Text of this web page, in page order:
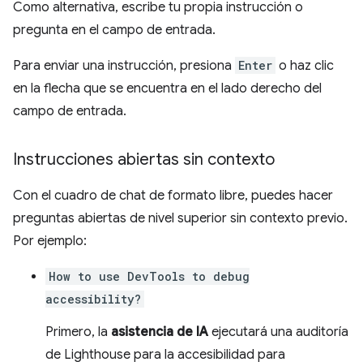
Como alternativa, escribe tu propia instrucción o
pregunta en el campo de entrada.
Para enviar una instrucción, presiona Enter o haz clic
en la flecha que se encuentra en el lado derecho del
campo de entrada.
Instrucciones abiertas sin contexto
Con el cuadro de chat de formato libre, puedes hacer
preguntas abiertas de nivel superior sin contexto previo.
Por ejemplo:
How to use DevTools to debug
accessibility?
Primero, la asistencia de IA ejecutará una auditoría
de Lighthouse para la accesibilidad para